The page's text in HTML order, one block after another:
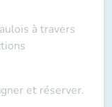
à travers
et réserver.